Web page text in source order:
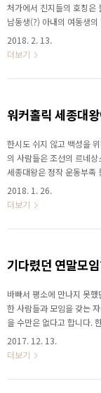
처가에서 친지들의 호칭은
남동생(?) 아내의 여동생
예의에 어긋나는 건 아닐까
문에 이런 고민 해보신적
2018. 2. 13.
더보기
워커홀릭 세종대
한시도 쉬지 않고 백성을
의 사람들은 조선의 르네
세종대왕은 정작 운동부족
병, 눈병 등 여러 질병으로
처럼 느껴지지는 않습니다.
2018. 1. 26.
더보기
기다렸던 연말모
바빠서 평소에 만나지 못
한 사람들과 모임을 갖는
을 수만은 없다고 합니다.
장 부담스러운 지출 1위는
부담스러운 연말 모임 비용
방법을 지금 확인하세요.
2017. 12. 13.
더보기